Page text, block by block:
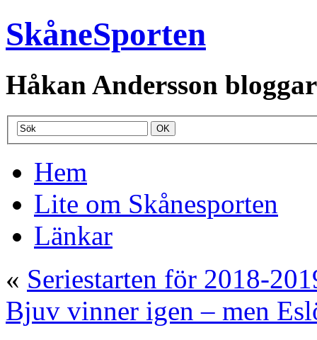
SkåneSporten
Håkan Andersson
Hem
Lite om Skånesporten
Länkar
« Seriestarten för 2018-
Bjuv vinner igen – men